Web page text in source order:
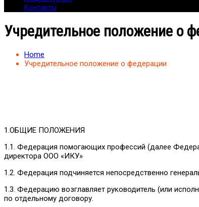
Контакты
Учредительное положение о
Home
Учредительное положение о федерации
1.ОБЩИЕ ПОЛОЖЕНИЯ
1.1. Федерация помогающих профессий (далее
директора ООО «ИКУ»
1.2. Федерация подчиняется непосредственно
1.3. Федерацию возглавляет руководитель (или
по отдельному договору.